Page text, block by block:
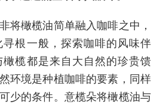
将橄榄油简单融入咖啡之中，
根一般，探索咖啡的风味伴
榄都是来自大自然的珍贵馈
环境是种植咖啡的要素，同样
少的条件。意榄朵将橄榄油与